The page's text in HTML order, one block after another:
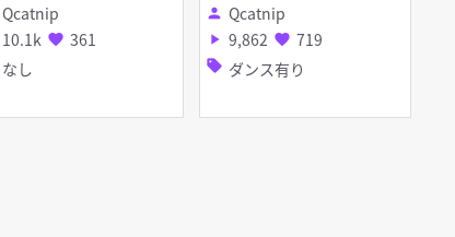
Qcatnip
10.1k favorite 361
なし
person Qcatnip
play_arrow 9,862 favorite 719
sell ダンス有り